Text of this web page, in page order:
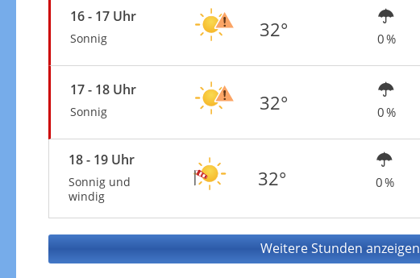
16 - 17 Uhr
Sonnig 32° 0 %
17 - 18 Uhr
Sonnig 32° 0 %
18 - 19 Uhr
Sonnig und
windig
32° 0 %
Weitere Stunden anzeigen